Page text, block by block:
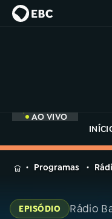
AO VIVO
MENU
na
Rádio
Programas
EPISÓDIO Rádio